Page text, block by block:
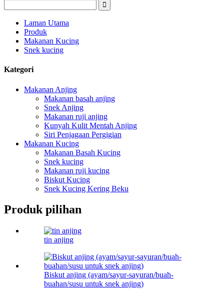
Laman Utama
Produk
Makanan Kucing
Snek kucing
Kategori
Makanan Anjing
Makanan basah anjing
Snek Anjing
Makanan ruji anjing
Kunyah Kulit Mentah Anjing
Siri Penjagaan Pergigian
Makanan Kucing
Makanan Basah Kucing
Snek kucing
Makanan ruji kucing
Biskut Kucing
Snek Kucing Kering Beku
Produk pilihan
tin anjing
Biskut anjing (ayam/sayur-sayuran/buah-
buahan/susu untuk snek anjing)